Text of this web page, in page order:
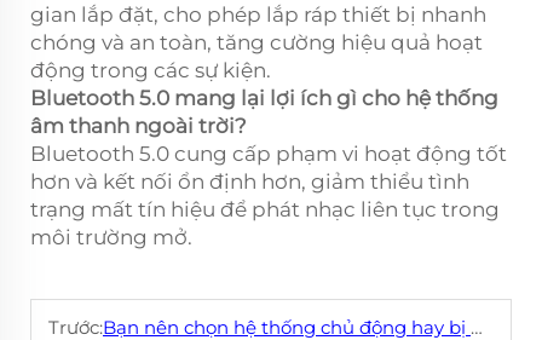
gian lắp đặt, cho phép lắp ráp thiết bị nhanh
chóng và an toàn, tăng cường hiệu quả hoạt
động trong các sự kiện.
Bluetooth 5.0 mang lại lợi ích gì cho hệ thống
âm thanh ngoài trời?
Bluetooth 5.0 cung cấp phạm vi hoạt động tốt
hơn và kết nối ổn định hơn, giảm thiểu tình
trạng mất tín hiệu để phát nhạc liên tục trong
môi trường mở.
Trước:Bạn nên chọn hệ thống chủ động hay bị động? Hãy đưa ra quyết định sau khi đọc 5 điểm này